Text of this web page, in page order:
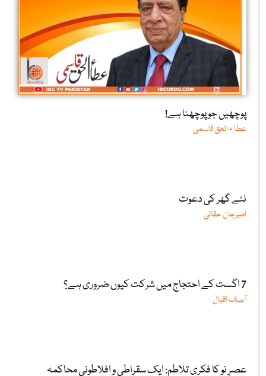
پوچھیں جو پوچھنا ہے!
عطا ء الحق قاسمی
نئے گھر کی دعوت
امیرجان حقانی
7 اگست کے احتجاج میں شرکت کیوں ضروری ہے؟
آصف اقبال
عصرِ نو کا فکری تلاطم: ایک سقراطی و افلاطونی محاکمہ